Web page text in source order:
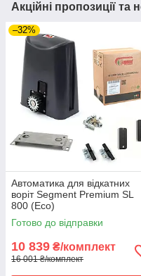
Акційні пропозиції та
–32%
Автоматика для відкатних
воріт Segment Premium SL
800 (Eco)
Готово до відправки
10 839 ₴/комплект
16 001 ₴/комплект